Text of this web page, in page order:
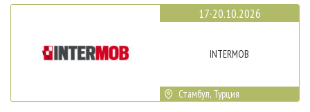
17-20.10.2026
INTERMOB
Стамбул, Турция